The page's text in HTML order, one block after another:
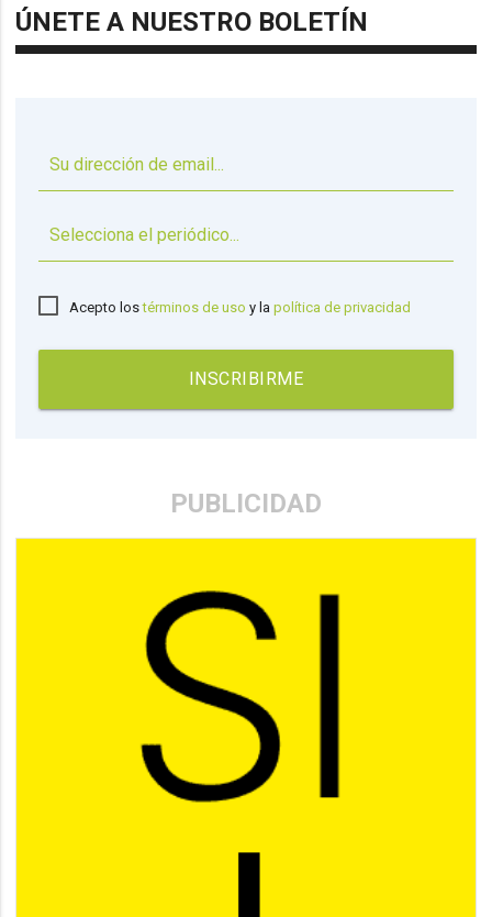
ÚNETE A NUESTRO BOLETÍN
Acepto lostérminos de uso y lapolítica de privacidad
INSCRIBIRME
PUBLICIDAD